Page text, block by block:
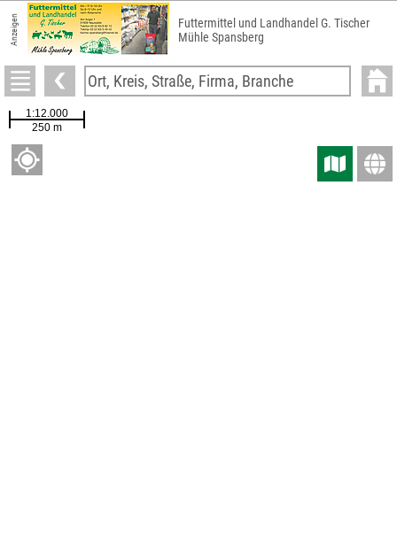
Anzeigen
Futtermittel und Landhandel G. Tischer
Mühle Spansberg